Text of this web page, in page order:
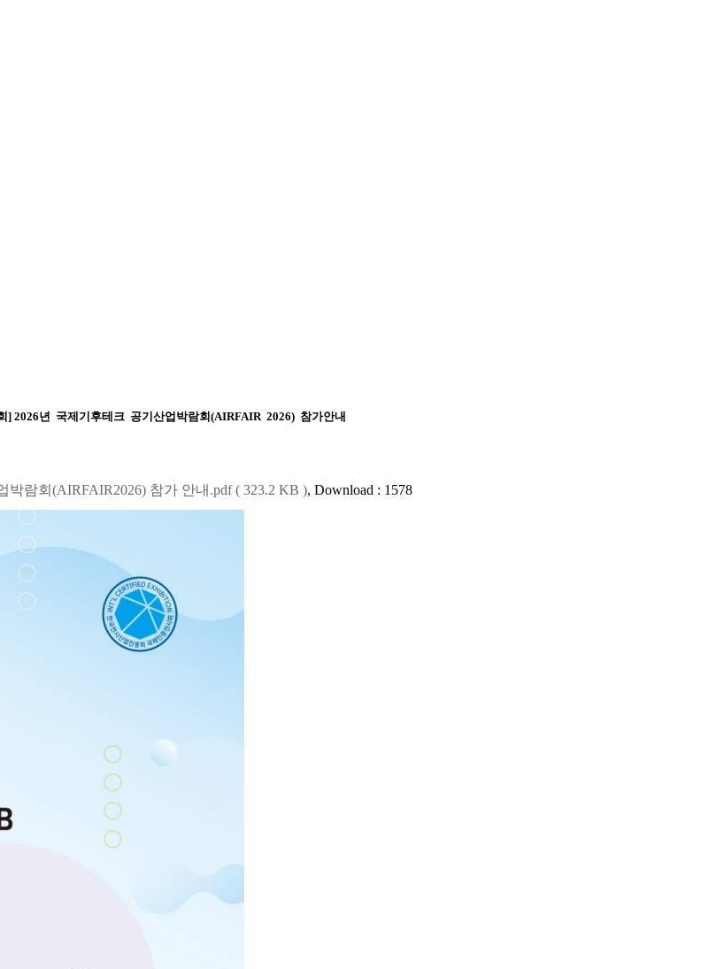
] 2026년 국제기후테크 공기산업박람회(AIRFAIR 2026) 참가안내
박람회(AIRFAIR2026) 참가 안내.pdf ( 323.2 KB ), Download : 1578